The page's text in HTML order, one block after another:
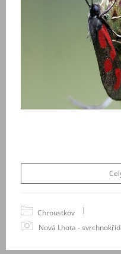
Chroustkov
|
Nová Lhota -